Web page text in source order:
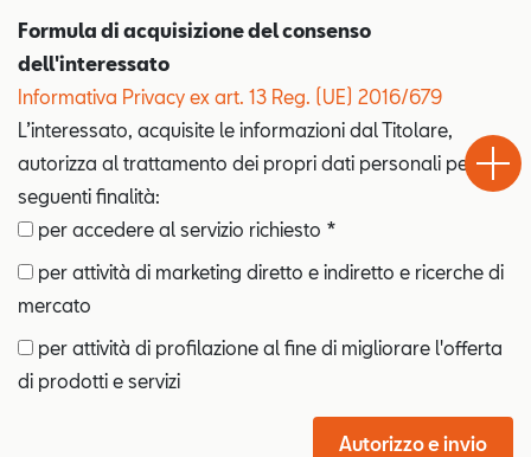
Formula di acquisizione del consenso
dell'interessato
Informativa Privacy ex art. 13 Reg. (UE) 2016/679
L’interessato, acquisite le informazioni dal Titolare,
autorizza al trattamento dei propri dati personali per le
seguenti finalità:
per accedere al servizio richiesto *
per attività di marketing diretto e indiretto e ricerche di
mercato
per attività di profilazione al fine di migliorare l'offerta
di prodotti e servizi
Autorizzo e invio
Drive
Chiama